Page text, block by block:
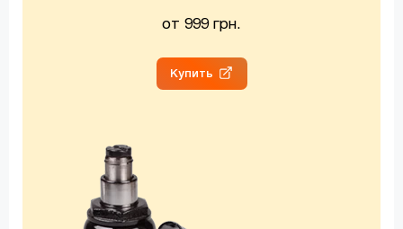
от 999 грн.
Купить